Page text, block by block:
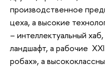
производственное
цеха, а высокие
– интеллектуальный
ландшафт, а рабочие
робах», а